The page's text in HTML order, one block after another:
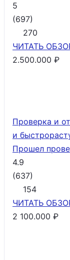
5
(697)
270
ЧИТАТЬ
2.500.000 ₽
Проверка и
и
Прошел
4.9
(637)
154
ЧИТАТЬ
2 100.000 ₽